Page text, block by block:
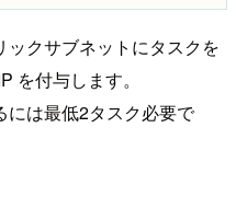
クサブネットにタスクを
を付与します。
には最低2タスク必要で